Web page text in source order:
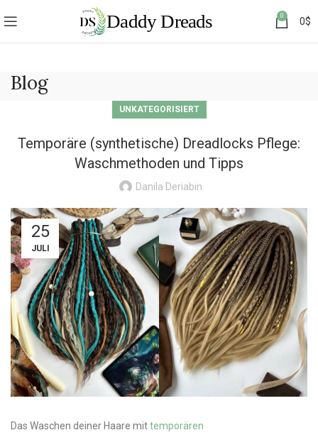
0 0$
Blog
UNKATEGORISIERT
Temporäre (synthetische) Dreadlocks Pflege:
Waschmethoden und Tipps
Danila Deriabin
25
JULI
Das Waschen deiner Haare mittemporären